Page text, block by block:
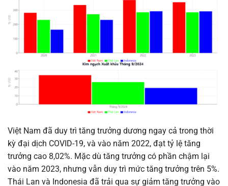
Việt Nam đã duy trì tăng trưởng dương ngay cả trong thời
kỳ đại dịch COVID-19, và vào năm 2022, đạt tỷ lệ tăng
trưởng cao 8,02%. Mặc dù tăng trưởng có phần chậm lại
vào năm 2023, nhưng vẫn duy trì mức tăng trưởng trên 5%.
Thái Lan và Indonesia đã trải qua sự giảm tăng trưởng vào